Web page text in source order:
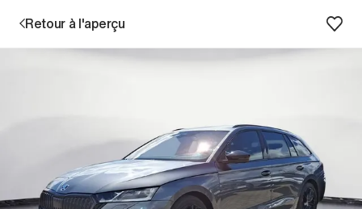
Recherche d'un véhicule
Retour à l'aperçu